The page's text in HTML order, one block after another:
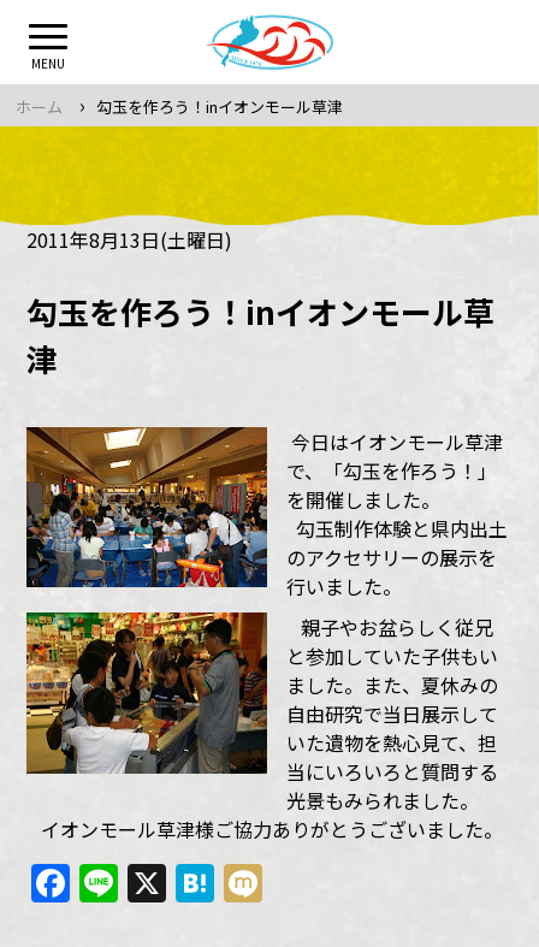
content
MENU
ホーム › 勾玉を作ろう！inイオンモール草津
2011年8月13日(土曜日)
勾玉を作ろう！inイオンモール草
津
今日はイオンモール草津
で、「勾玉を作ろう！」
を開催しました。
勾玉制作体験と県内出土
のアクセサリーの展示を
行いました。
親子やお盆らしく従兄
と参加していた子供もい
ました。また、夏休みの
自由研究で当日展示して
いた遺物を熱心見て、担
当にいろいろと質問する
光景もみられました。
イオンモール草津様ご協力ありがとうございました。
Facebook
Line
X Hatena